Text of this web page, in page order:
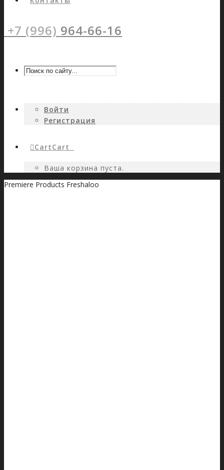
+7 (996) 964-66-16
Войти
Регистрация
CartCart
Ваша корзина пуста.
Premiere Products Freshaloo